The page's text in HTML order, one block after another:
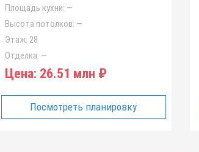
Площадь кухни: —
Высота потолков: —
Этаж: 28
Отделка: —
Цена: 26.51 млн ₽
Посмотреть планировку